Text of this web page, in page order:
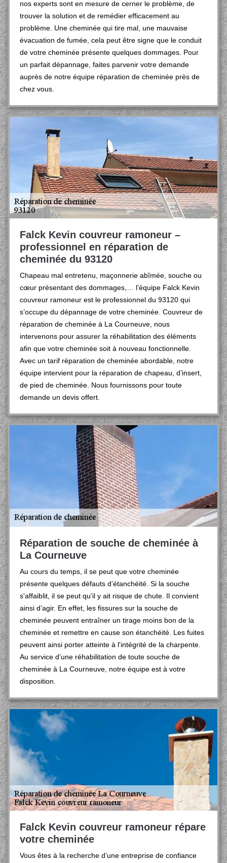
nos experts sont en mesure de cerner le problème, de
trouver la solution et de remédier efficacement au
problème. Une cheminée qui tire mal, une mauvaise
évacuation de fumée, cela peut être signe que le conduit
de votre cheminée présente quelques dommages. Pour
un parfait dépannage, faites parvenir votre demande
auprès de notre équipe réparation de cheminée près de
chez vous.
Falck Kevin couvreur ramoneur –
professionnel en réparation de
cheminée du 93120
Chapeau mal entretenu, maçonnerie abîmée, souche ou
cœur présentant des dommages,… l’équipe Falck Kevin
couvreur ramoneur est le professionnel du 93120 qui
s’occupe du dépannage de votre cheminée. Couvreur de
réparation de cheminée à La Courneuve, nous
intervenons pour assurer la réhabilitation des éléments
afin que votre cheminée soit à nouveau fonctionnelle.
Avec un tarif réparation de cheminée abordable, notre
équipe intervient pour la réparation de chapeau, d’insert,
de pied de cheminée. Nous fournissons pour toute
demande un devis offert.
Réparation de souche de cheminée à
La Courneuve
Au cours du temps, il se peut que votre cheminée
présente quelques défauts d’étanchéité. Si la souche
s'affaiblit, il se peut qu’il y ait risque de chute. Il convient
ainsi d’agir. En effet, les fissures sur la souche de
cheminée peuvent entraîner un tirage moins bon de la
cheminée et remettre en cause son étanchéité. Les fuites
peuvent ainsi porter atteinte à l'intégrité de la charpente.
Au service d’une réhabilitation de toute souche de
cheminée à La Courneuve, notre équipe est à votre
disposition.
Falck Kevin couvreur ramoneur répare
votre cheminée
Vous êtes à la recherche d’une entreprise de confiance